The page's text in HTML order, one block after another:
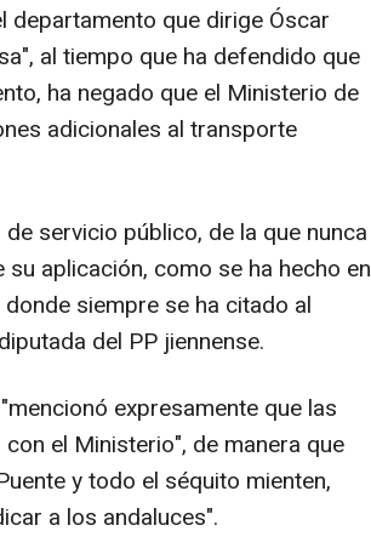
departamento que dirige Óscar
al tiempo que ha defendido que
ha negado que el Ministerio de
adicionales al transporte
servicio público, de la que nunca
aplicación, como se ha hecho en
siempre se ha citado al
del PP jiennense.
expresamente que las
el Ministerio", de manera que
y todo el séquito mienten,
a los andaluces".